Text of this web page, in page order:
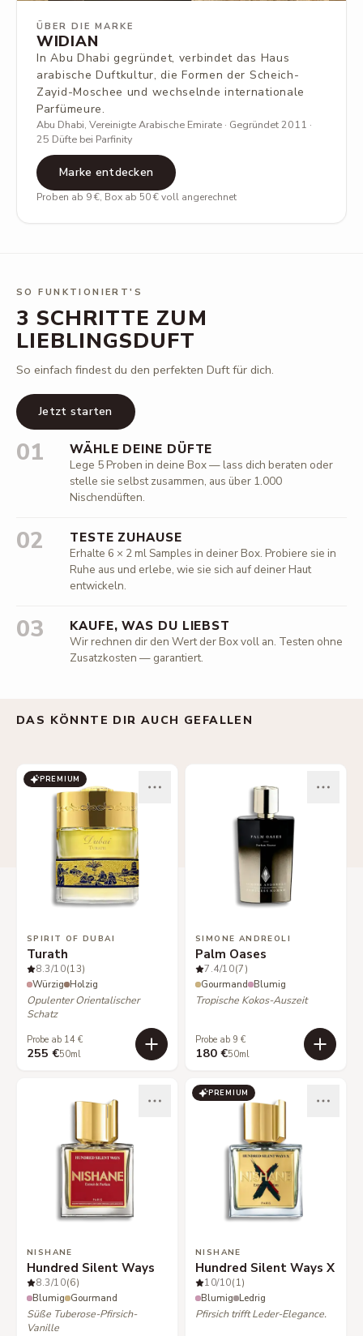
ÜBER DIE MARKE
WIDIAN
In Abu Dhabi gegründet, verbindet das Haus
arabische Duftkultur, die Formen der Scheich-
Zayid-Moschee und wechselnde internationale
Parfümeure.
Abu Dhabi, Vereinigte Arabische Emirate · Gegründet 2011 ·
25 Düfte bei Parfinity
Marke entdecken
Proben ab 9 €, Box ab 50 € voll angerechnet
SO FUNKTIONIERT'S
3 SCHRITTE ZUM
LIEBLINGSDUFT
So einfach findest du den perfekten Duft für dich.
Jetzt starten
01 WÄHLE DEINE DÜFTE
Lege 5 Proben in deine Box — lass dich beraten oder
stelle sie selbst zusammen, aus über 1.000
Nischendüften.
02 TESTE ZUHAUSE
Erhalte 6 × 2 ml Samples in deiner Box. Probiere sie in
Ruhe aus und erlebe, wie sie sich auf deiner Haut
entwickeln.
03 KAUFE, WAS DU LIEBST
Wir rechnen dir den Wert der Box voll an. Testen ohne
Zusatzkosten — garantiert.
DAS KÖNNTE DIR AUCH GEFALLEN
PREMIUM
SPIRIT OF DUBAI
Turath
8.3/10(13)
Würzig Holzig
Opulenter Orientalischer
Schatz
Probe ab 14 €
255 €50ml
SIMONE ANDREOLI
Palm Oases
7.4/10(7)
Gourmand Blumig
Tropische Kokos-Auszeit
Probe ab 9 €
180 €50ml
NISHANE
Hundred Silent Ways
8.3/10(6)
Blumig Gourmand
Süße Tuberose-Pfirsich-
Vanille
PREMIUM
NISHANE
Hundred Silent Ways X
10/10(1)
Blumig Ledrig
Pfirsich trifft Leder-Elegance.